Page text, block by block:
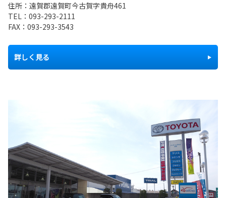
住所：遠賀郡遠賀町今古賀字貴舟461
TEL： 093-293-2111
FAX：093-293-3543
詳しく見る